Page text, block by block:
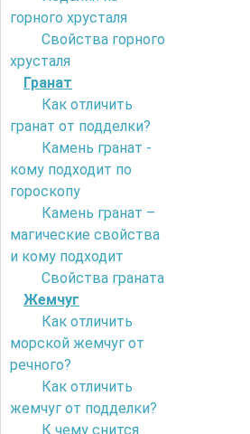
горного хрусталя
Свойства горного
хрусталя
Гранат
Как отличить
гранат от подделки?
Камень гранат -
кому подходит по
гороскопу
Камень гранат –
магические свойства
и кому подходит
Свойства граната
Жемчуг
Как отличить
морской жемчуг от
речного?
Как отличить
жемчуг от подделки?
К чему снится